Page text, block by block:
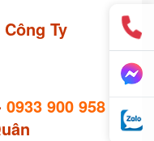
Công Ty
0933 900 958